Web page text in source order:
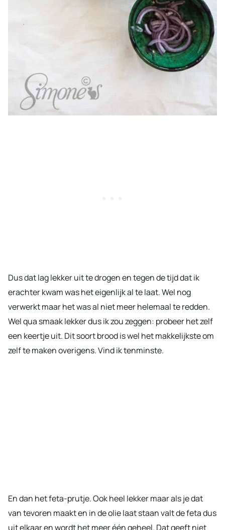
Dus dat lag lekker uit te drogen en tegen de tijd dat ik
erachter kwam was het eigenlijk al te laat. Wel nog
verwerkt maar het was al niet meer helemaal te redden.
Wel qua smaak lekker dus ik zou zeggen: probeer het zelf
een keertje uit. Dit soort brood is wel het makkelijkste om
zelf te maken overigens. Vind ik tenminste.
En dan het feta-prutje. Ook heel lekker maar als je dat
van tevoren maakt en in de olie laat staan valt de feta dus
uit elkaar en wordt het meer één geheel. Dat geeft niet